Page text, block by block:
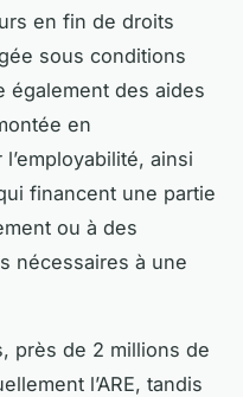
en fin de droits
sous conditions
également des aides
en
ainsi
financent une partie
ou à des
nécessaires à une
près de 2 millions de
l’ARE, tandis